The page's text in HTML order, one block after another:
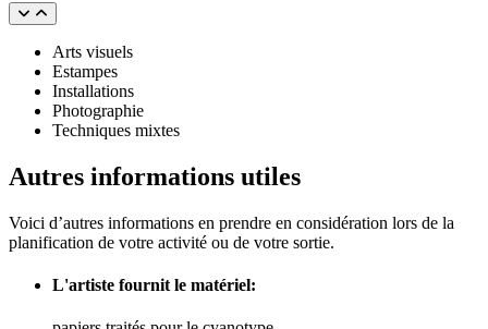
Arts visuels
Estampes
Installations
Photographie
Techniques mixtes
Autres informations utiles
Voici d’autres informations en prendre en considération lors de la
planification de votre activité ou de votre sortie.
L'artiste fournit le matériel: